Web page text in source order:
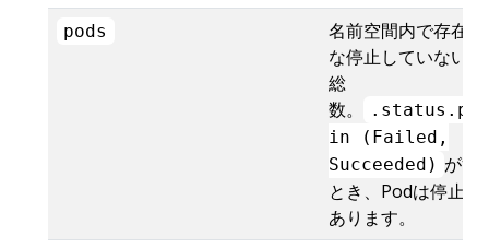
pods
名前空間内で存在
な停止していない
総
数。
in (Failed,
Succeeded) が
とき、Podは停止状
あります。